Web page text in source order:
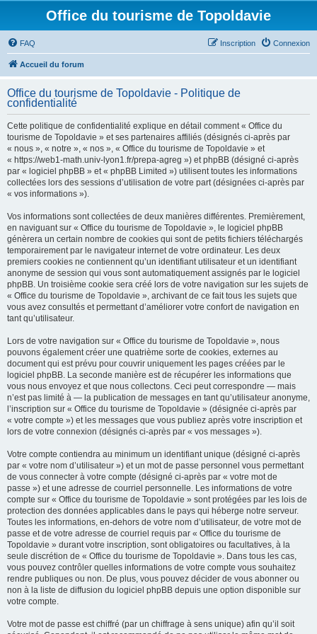
Office du tourisme de Topoldavie
FAQ Connexion
Inscription
Accueil du forum
Office du tourisme de Topoldavie - Politique de
confidentialité
Cette politique de confidentialité explique en détail comment « Office du
tourisme de Topoldavie » et ses partenaires affiliés (désignés ci-après par
« nous », « notre », « nos », « Office du tourisme de Topoldavie » et
« https://web1-math.univ-lyon1.fr/prepa-agreg ») et phpBB (désigné ci-après
par « logiciel phpBB » et « phpBB Limited ») utilisent toutes les informations
collectées lors des sessions d’utilisation de votre part (désignées ci-après par
« vos informations »).
Vos informations sont collectées de deux manières différentes. Premièrement,
en naviguant sur « Office du tourisme de Topoldavie », le logiciel phpBB
génèrera un certain nombre de cookies qui sont de petits fichiers téléchargés
temporairement par le navigateur internet de votre ordinateur. Les deux
premiers cookies ne contiennent qu’un identifiant utilisateur et un identifiant
anonyme de session qui vous sont automatiquement assignés par le logiciel
phpBB. Un troisième cookie sera créé lors de votre navigation sur les sujets de
« Office du tourisme de Topoldavie », archivant de ce fait tous les sujets que
vous avez consultés et permettant d’améliorer votre confort de navigation en
tant qu’utilisateur.
Lors de votre navigation sur « Office du tourisme de Topoldavie », nous
pouvons également créer une quatrième sorte de cookies, externes au
document qui est prévu pour couvrir uniquement les pages créées par le
logiciel phpBB. La seconde manière est de récupérer les informations que
vous nous envoyez et que nous collectons. Ceci peut correspondre — mais
n’est pas limité à — la publication de messages en tant qu’utilisateur anonyme,
l’inscription sur « Office du tourisme de Topoldavie » (désignée ci-après par
« votre compte ») et les messages que vous publiez après votre inscription et
lors de votre connexion (désignés ci-après par « vos messages »).
Votre compte contiendra au minimum un identifiant unique (désigné ci-après
par « votre nom d’utilisateur ») et un mot de passe personnel vous permettant
de vous connecter à votre compte (désigné ci-après par « votre mot de
passe ») et une adresse de courriel personnelle. Les informations de votre
compte sur « Office du tourisme de Topoldavie » sont protégées par les lois de
protection des données applicables dans le pays qui héberge notre serveur.
Toutes les informations, en-dehors de votre nom d’utilisateur, de votre mot de
passe et de votre adresse de courriel requis par « Office du tourisme de
Topoldavie » durant votre inscription, sont obligatoires ou facultatives, à la
seule discrétion de « Office du tourisme de Topoldavie ». Dans tous les cas,
vous pouvez contrôler quelles informations de votre compte vous souhaitez
rendre publiques ou non. De plus, vous pouvez décider de vous abonner ou
non à la liste de diffusion du logiciel phpBB depuis une option disponible sur
votre compte.
Votre mot de passe est chiffré (par un chiffrage à sens unique) afin qu’il soit